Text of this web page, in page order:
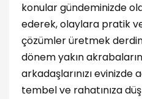
konular gündeminizde
ederek, olaylara pratik
çözümler üretmek
dönem yakın
arkadaşlarınızı evinizde
tembel ve rahatınıza